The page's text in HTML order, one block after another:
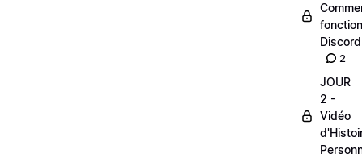
Discord
2
JOUR
2 -
Vidéo